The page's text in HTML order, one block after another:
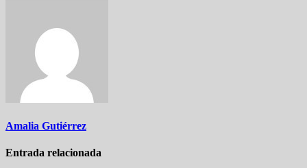
Amalia Gutiérrez
Entrada relacionada